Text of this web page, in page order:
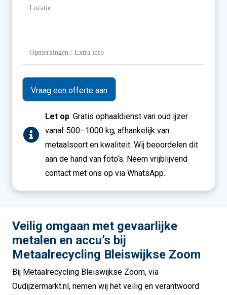
Extra
info
Let op: Gratis ophaaldienst van oud ijzer
vanaf 500–1000 kg, afhankelijk van
metaalsoort en kwaliteit. Wij beoordelen dit
aan de hand van foto’s. Neem vrijblijvend
contact met ons op via WhatsApp.
Veilig omgaan met gevaarlijke
metalen en accu’s bij
Metaalrecycling Bleiswijkse Zoom
Bij Metaalrecycling Bleiswijkse Zoom, via
Oudijzermarkt.nl, nemen wij het veilig en verantwoord